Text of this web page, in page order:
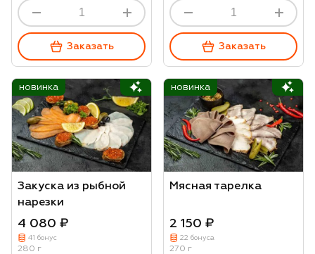
Заказать Заказать
новинка
Закуска из рыбной
нарезки
4 080 ₽
41 бонус
280 г
новинка
Мясная тарелка
2 150 ₽
22 бонуса
270 г